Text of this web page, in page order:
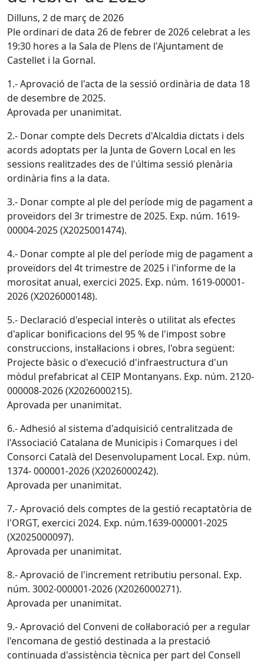
Dilluns, 2 de març de 2026
Ple ordinari de data 26 de febrer de 2026 celebrat a les
19:30 hores a la Sala de Plens de l'Ajuntament de
Castellet i la Gornal.
1.- Aprovació de l'acta de la sessió ordinària de data 18
de desembre de 2025.
Aprovada per unanimitat.
2.- Donar compte dels Decrets d'Alcaldia dictats i dels
acords adoptats per la Junta de Govern Local en les
sessions realitzades des de l'última sessió plenària
ordinària fins a la data.
3.- Donar compte al ple del període mig de pagament a
proveïdors del 3r trimestre de 2025. Exp. núm. 1619-
00004-2025 (X2025001474).
4.- Donar compte al ple del període mig de pagament a
proveïdors del 4t trimestre de 2025 i l'informe de la
morositat anual, exercici 2025. Exp. núm. 1619-00001-
2026 (X2026000148).
5.- Declaració d'especial interès o utilitat als efectes
d'aplicar bonificacions del 95 % de l'impost sobre
construccions, instal·lacions i obres, l'obra següent:
Projecte bàsic o d'execució d'infraestructura d'un
mòdul prefabricat al CEIP Montanyans. Exp. núm. 2120-
000008-2026 (X2026000215).
Aprovada per unanimitat.
6.- Adhesió al sistema d'adquisició centralitzada de
l'Associació Catalana de Municipis i Comarques i del
Consorci Català del Desenvolupament Local. Exp. núm.
1374- 000001-2026 (X2026000242).
Aprovada per unanimitat.
7.- Aprovació dels comptes de la gestió recaptatòria de
l'ORGT, exercici 2024. Exp. núm.1639-000001-2025
(X2025000097).
Aprovada per unanimitat.
8.- Aprovació de l'increment retributiu personal. Exp.
núm. 3002-000001-2026 (X2026000271).
Aprovada per unanimitat.
9.- Aprovació del Conveni de col·laboració per a regular
l'encomana de gestió destinada a la prestació
continuada d'assistència tècnica per part del Consell